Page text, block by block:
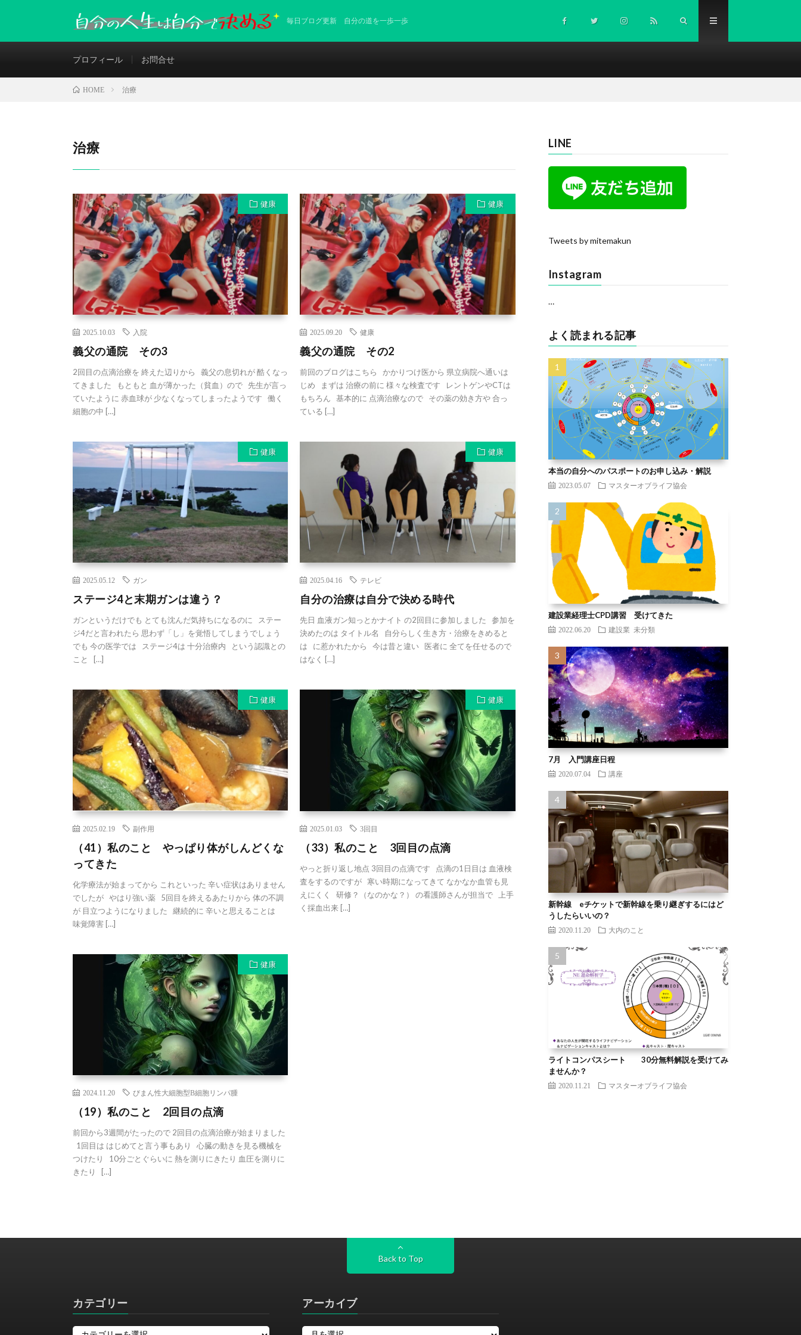
毎日ブログ更新 自分の道を一歩一歩
プロフィール お問合せ
HOME 治療
治療
健康
2025.10.03 入院
義父の通院 その3
2回目の点滴治療を 終えた辺りから 義父の息切れが 酷くなっ
てきました もともと 血が薄かった（貧血）ので 先生が言っ
ていたように 赤血球が 少なくなってしまったようです 働く
細胞の中 […]
健康
2025.09.20 健康
義父の通院 その2
前回のブログはこちら かかりつけ医から 県立病院へ通いは
じめ まずは 治療の前に 様々な検査です レントゲンやCTは
もちろん 基本的に 点滴治療なので その薬の効き方や 合っ
ている […]
健康
2025.05.12 ガン
ステージ4と末期ガンは違う？
ガンというだけでも とても沈んだ気持ちになるのに ステー
ジ4だと言われたら 思わず「し」を覚悟してしまうでしょう
でも 今の医学では ステージ4は 十分治療内 という認識との
こと […]
健康
2025.04.16 テレビ
自分の治療は自分で決める時代
先日 血液ガン知っとかナイト の2回目に参加しました 参加を
決めたのは タイトル名 自分らしく生き方・治療をきめると
は に惹かれたから 今は昔と違い 医者に 全てを任せるので
はなく […]
健康
2025.02.19 副作用
（41）私のこと やっぱり体がしんどくな
ってきた
化学療法が始まってから これといった 辛い症状はありません
でしたが やはり強い薬 5回目を終えるあたりから 体の不調
が 目立つようになりました 継続的に 辛いと思えることは
味覚障害 […]
健康
2025.01.03 3回目
（33）私のこと 3回目の点滴
やっと折り返し地点 3回目の点滴です 点滴の1日目は 血液検
査をするのですが 寒い時期になってきて なかなか血管も見
えにくく 研修？（なのかな？） の看護師さんが担当で 上手
く採血出来 […]
健康
2024.11.20 びまん性大細胞型B細胞リンパ腫
（19）私のこと 2回目の点滴
前回から3週間がたったので 2回目の点滴治療が始まりました
1回目は はじめてと言う事もあり 心臓の動きを見る機械を
つけたり 10分ごとぐらいに 熱を測りにきたり 血圧を測りに
きたり […]
LINE
Tweets by mitemakun
Instagram
…
よく読まれる記事
本当の自分へのパスポートのお申し込み・解説
2023.05.07 マスターオブライフ協会
建設業経理士CPD講習 受けてきた
2022.06.20 建設業 未分類
7月 入門講座日程
2020.07.04 講座
新幹線 eチケットで新幹線を乗り継ぎするにはど
うしたらいいの？
2020.11.20 大内のこと
ライトコンパスシート 30分無料解説を受けてみ
ませんか？
2020.11.21 マスターオブライフ協会
Back to Top
カテゴリー アーカイブ